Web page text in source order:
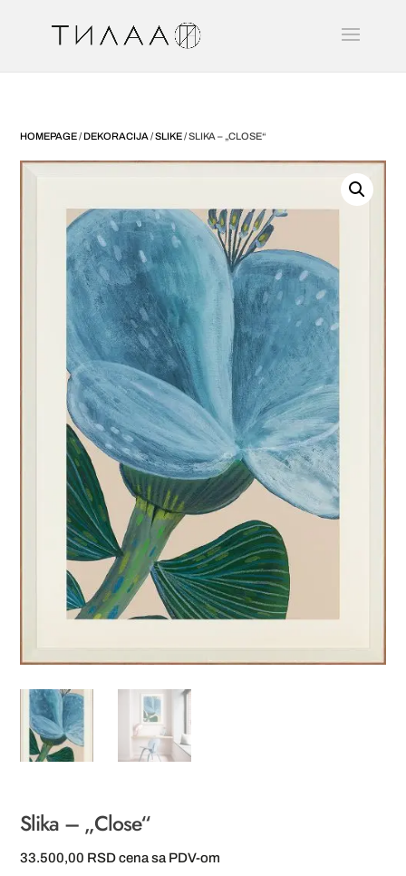
HOMEPAGE/DEKORACIJA /SLIKE/ SLIKA – „CLOSE“
Slika – „Close“
33.500,00 RSD cena sa PDV-om